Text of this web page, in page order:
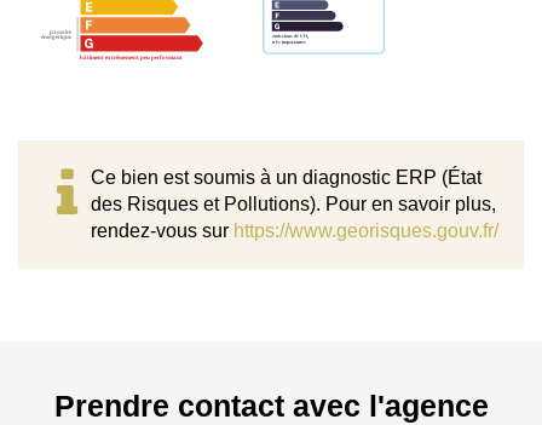
Ce bien est soumis à un diagnostic ERP (État
des Risques et Pollutions). Pour en savoir plus,
rendez-vous sur https://www.georisques.gouv.fr/
Prendre contact avec l'agence